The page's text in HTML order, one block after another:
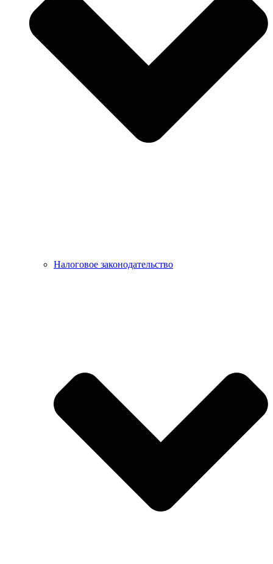
Налоговое законодательство